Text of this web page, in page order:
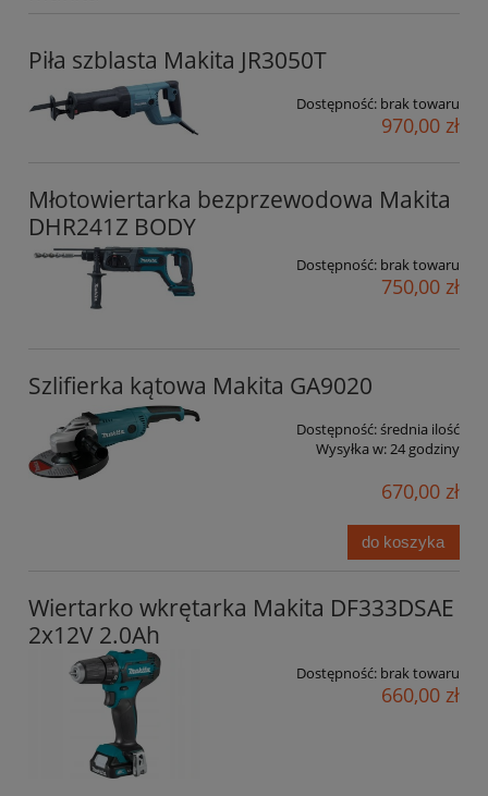
Piła szblasta Makita JR3050T
Dostępność: brak towaru
970,00 zł
Młotowiertarka bezprzewodowa Makita
DHR241Z BODY
Dostępność: brak towaru
750,00 zł
Szlifierka kątowa Makita GA9020
Dostępność:średnia ilość
Wysyłka w:24 godziny
670,00 zł
do koszyka
Wiertarko wkrętarka Makita DF333DSAE
2x12V 2.0Ah
Dostępność: brak towaru
660,00 zł